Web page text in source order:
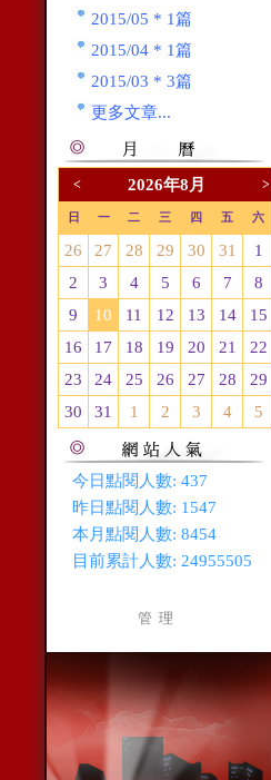
2015/05 * 1篇
2015/04 * 1篇
2015/03 * 3篇
更多文章...
< 2026年8月 >
日 一 二 三 四 五 六
26 27 28 29 30 31
1
2
3 4 5 6 7
8
9
10 11 12 13 14
15
16
17 18 19 20 21
22
23
24 25 26 27 28
29
30
31 1 2 3 4 5
今日點閱人數: 437
昨日點閱人數: 1547
本月點閱人數: 8454
目前累計人數: 24955505
管 理